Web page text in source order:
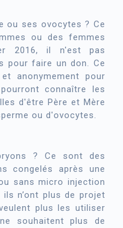
ou ses ovocytes ? Ce
ou des femmes
2016, il n'est pas
pour faire un don. Ce
anonymement pour
connaître les
d'être Père et Mère
ou d'ovocytes.
? Ce sont des
congelés après une
sans micro injection
n’ont plus de projet
plus les utiliser
souhaitent plus de